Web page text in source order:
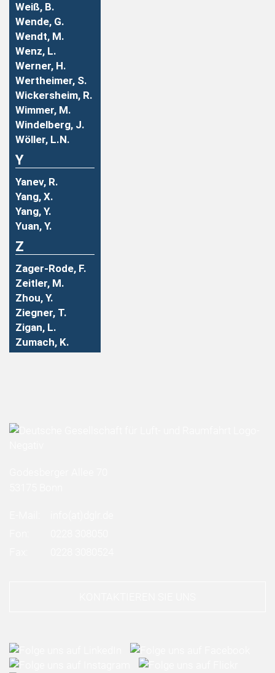
Weiß, B.
Wende, G.
Wendt, M.
Wenz, L.
Werner, H.
Wertheimer, S.
Wickersheim, R.
Wimmer, M.
Windelberg, J.
Wöller, L.N.
Y
Yanev, R.
Yang, X.
Yang, Y.
Yuan, Y.
Z
Zager-Rode, F.
Zeitler, M.
Zhou, Y.
Ziegner, T.
Zigan, L.
Zumach, K.